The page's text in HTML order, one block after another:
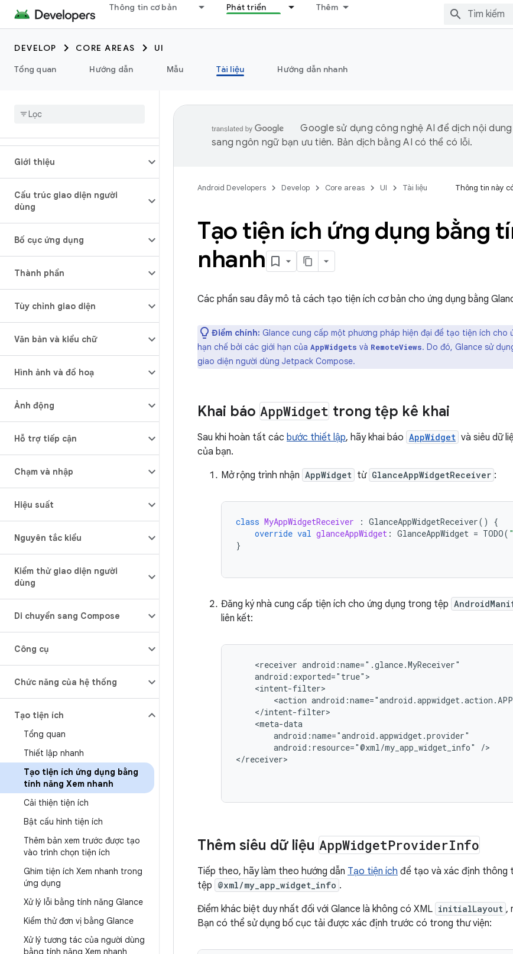
Thông tin cơ bản Phát triển Thêm
DEVELOP CORE AREAS
UI
Tổng quan
Hướng dẫn Mẫu Tài liệu Hướng dẫn nhanh
Giới thiệu
Cấu trúc giao diện người
dùng
Bố cục ứng dụng
Thành phần
Tùy chỉnh giao diện
Văn bản và kiểu chữ
Hình ảnh và đồ hoạ
Ảnh động
Hỗ trợ tiếp cận
Chạm và nhập
Hiệu suất
Nguyên tắc kiểu
Kiểm thử giao diện người
dùng
Di chuyển sang Compose
Công cụ
Chức năng của hệ thống
Tạo tiện ích
Tổng quan
Thiết lập nhanh
Tạo tiện ích ứng dụng bằng
tính năng Xem nhanh
Cải thiện tiện ích
Bật cấu hình tiện ích
Thêm bản xem trước được tạo
vào trình chọn tiện ích
Ghim tiện ích Xem nhanh trong
ứng dụng
Xử lý lỗi bằng tính năng Glance
Kiểm thử đơn vị bằng Glance
Xử lý tương tác của người dùng
bằng tính năng Xem nhanh
Google sử dụng công nghệ AI để dịch nội dung
sang ngôn ngữ bạn ưu tiên. Bản dịch bằng AI có thể có lỗi.
Android Developers Develop Core areas UI Tài liệu Thông tin này
Tạo tiện ích ứng dụng bằng
nhanh
Các phần sau đây mô tả cách tạo tiện ích cơ bản cho ứng dụng bằng
Điểm chính: Glance cung cấp một phương pháp hiện đại để tạo tiện ích cho
hạn chế bởi các giới hạn của AppWidgets và RemoteViews. Do đó, Glance sử
giao diện người dùng Jetpack Compose.
Khai báo AppWidget trong tệp kê khai
Sau khi hoàn tất các bước thiết lập, hãy khai báo AppWidget và siêu dữ
của bạn.
Mở rộng trình nhận AppWidget từ GlanceAppWidgetReceiver :
class MyAppWidgetReceiver : GlanceAppWidgetReceiver()
{
override val glanceAppWidget : GlanceAppWidget = TODO(
}
Đăng ký nhà cung cấp tiện ích cho ứng dụng trong tệp
liên kết:
<receiver
<action
android:resource="@xml/my_app_widget_info"
/>
</receiver>
Thêm siêu dữ liệu AppWidgetProviderInfo
Tiếp theo, hãy làm theo hướng dẫn Tạo tiện ích để tạo và xác định thông
tệp @xml/my_app_widget_info .
Điểm khác biệt duy nhất đối với Glance là không có XML initialLayout ,
Bạn có thể sử dụng bố cục tải được xác định trước có trong thư viện: